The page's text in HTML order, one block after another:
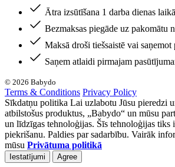
Ātra izsūtīšana 1 darba dienas laikā
Bezmaksas piegāde uz pakomātu
Maksā droši tiešsaistē vai saņemot
Saņem atlaidi pirmajam
© 2026 Babydo
Terms & Conditions Privacy Policy
Sīkdatņu politika Lai uzlabotu Jūsu pieredzi
atbilstošus produktus, „Babydo“ un mūsu
un līdzīgas tehnoloģijas. Šīs tehnoloģijas tiks
piekrišanu. Paldies par sadarbību. Vairāk
mūsu Privātuma politikā
Iestatījumi Agree